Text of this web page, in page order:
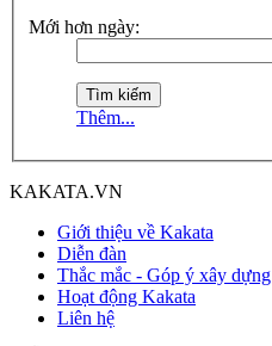
Mới hơn ngày:
Thêm...
KAKATA.VN
Giới thiệu về Kakata
Diễn đàn
Thắc mắc - Góp ý xây dựng
Hoạt động Kakata
Liên hệ